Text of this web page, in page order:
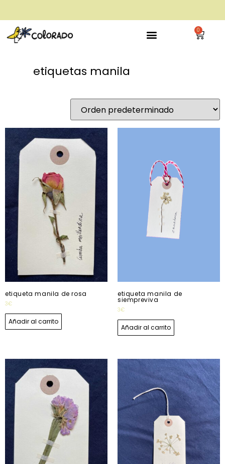
envío gratis a partir de 28€ 0
etiquetas manila
etiqueta manila de rosa
3€
Añadir al carrito
etiqueta manila de
siempreviva
3€
Añadir al carrito